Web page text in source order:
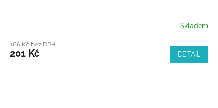
Skladem
166 Kč bez DPH
201 Kč DETAIL